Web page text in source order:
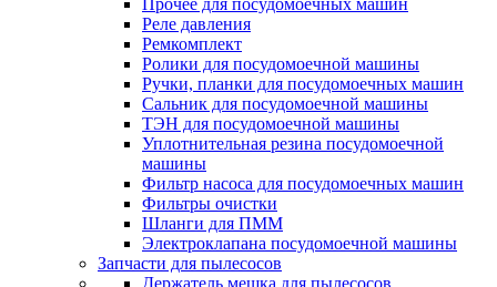
Прочее для посудомоечных машин
Реле давления
Ремкомплект
Ролики для посудомоечной машины
Ручки, планки для посудомоечных машин
Сальник для посудомоечной машины
ТЭН для посудомоечной машины
Уплотнительная резина посудомоечной
машины
Фильтр насоса для посудомоечных машин
Фильтры очистки
Шланги для ПММ
Электроклапана посудомоечной машины
Запчасти для пылесосов
Держатель мешка для пылесосов